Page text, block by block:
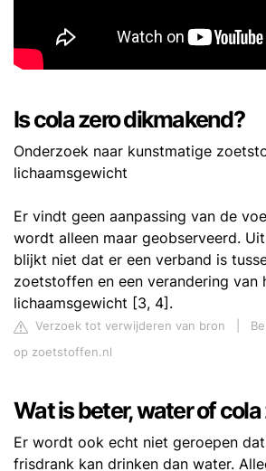
Is cola zero dikmakend?
Onderzoek naar kunstmatige
lichaamsgewicht
Er vindt geen aanpassing van de
wordt alleen maar geobserveerd.
blijkt niet dat er een verband is
zoetstoffen en een verandering van
lichaamsgewicht [3, 4].
Verzoek tot verwijderen van bron
op zoetstoffen.nl
Wat is beter, water of cola
Er wordt ook echt niet geroepen
frisdrank kan drinken dan water.